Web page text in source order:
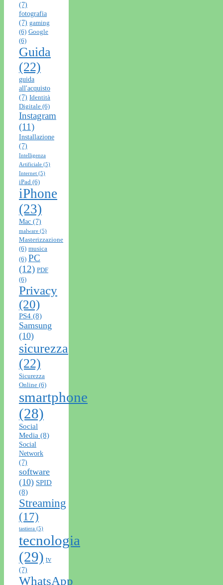
(7)
fotografia
(7) gaming
(6) Google
(6)
Guida
(22)
guida
all'acquisto
(7) Identità
Digitale (6)
Instagram
(11)
Installazione
(7)
Intelligenza
Artificiale (5)
Internet (5)
iPad (6)
iPhone
(23)
Mac (7)
malware (5)
Masterizzazione
(6) musica
(6) PC
(12) PDF
(6)
Privacy
(20)
PS4 (8)
Samsung
(10)
sicurezza
(22)
Sicurezza
Online (6)
smartphone
(28)
Social
Media (8)
Social
Network
(7)
software
(10) SPID
(8)
Streaming
(17)
tastiera (5)
tecnologia
(29) tv
(7)
WhatsApp